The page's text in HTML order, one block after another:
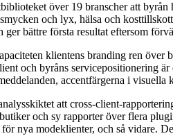
över 19 branscher att
och lyx, hälsa och
bättre första resultat eftersom
klientens branding ren
och byråns servicepositionering
accentfärgerna i
att cross-client-
och sy rapporter över flera
nya modeklienter, och så vidare.